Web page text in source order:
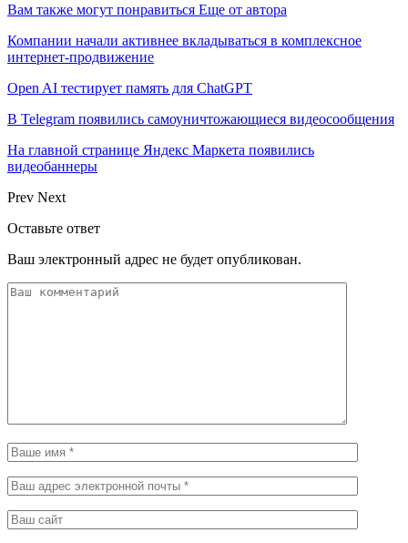
Вам также могут понравиться Еще от автора
Компании начали активнее вкладываться в комплексное
интернет-продвижение
Open AI тестирует память для ChatGPT
В Telegram появились самоуничтожающиеся видеосообщения
На главной странице Яндекс Маркета появились
видеобаннеры
Prev Next
Оставьте ответ
Ваш электронный адрес не будет опубликован.